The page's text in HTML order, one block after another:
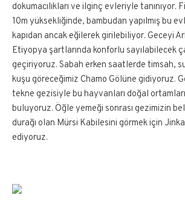
dokumacılıkları ve ilginç evleriyle tanınıyor.
10m yüksekliğinde, bambudan yapılmış bu
kapıdan ancak eğilerek girilebiliyor. Geceyi
Etiyopya şartlarında konforlu sayılabilecek
geçiriyoruz. Sabah erken saatlerde timsah,
kuşu göreceğimiz Chamo Gölüne gidiyoruz.
tekne gezisiyle bu hayvanları doğal
buluyoruz. Öğle yemeği sonrası gezimizin
durağı olan Mürsi Kabilesini görmek için
ediyoruz.